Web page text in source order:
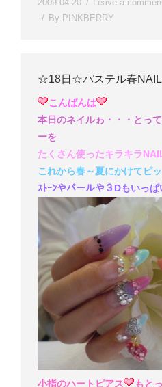
2009-04-20 Leave a
By PINKBERRY
☆18日☆パステル春
こんばんは
本日のネイルゎ・・・とっ
ーを
たくさん使ったキラキラ
これから春～夏にかけてピ
ｽﾄｰﾝやパールや３Dもいっぱ
小指のハートピアス
もと